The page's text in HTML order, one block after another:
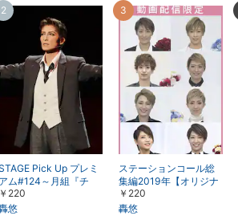
Pick Up プレミ
アム#124～月組『チ
ェ・ゲバラ』より～
￥220
悠
2
ステーションコール総
集編2019年【オリジナ
ル編集版】
￥220
轟悠
3